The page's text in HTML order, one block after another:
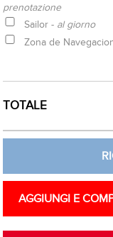
prenotazione
Sailor - al giorno
Zona de
RICHIEDI
TOTALE
AGGIUNGI E